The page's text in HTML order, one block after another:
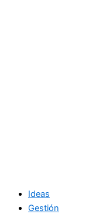
Ideas
Gestión